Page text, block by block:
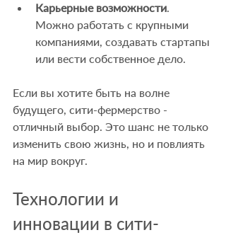
Карьерные возможности.
Можно работать с крупными
компаниями, создавать стартапы
или вести собственное дело.
Если вы хотите быть на волне
будущего, сити-фермерство -
отличный выбор. Это шанс не только
изменить свою жизнь, но и повлиять
на мир вокруг.
Технологии и
инновации в сити-